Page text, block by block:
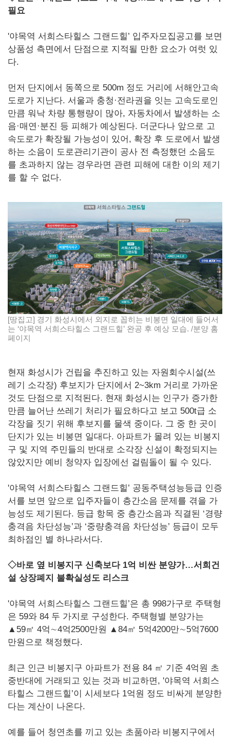
필요
'야목역 서희스타힐스 그랜드힐’ 입주자모집공고를 보면
상품성 측면에서 단점으로 지적될 만한 요소가 여럿 있
다.
먼저 단지에서 동쪽으로 500m 정도 거리에 서해안고속
도로가 지난다. 서울과 충청·전라권을 잇는 고속도로인
만큼 워낙 차량 통행량이 많아, 자동차에서 발생하는 소
음·매연·분진 등 피해가 예상된다. 더군다나 앞으로 고
속도로가 확장될 가능성이 있어, 확장 후 도로에서 발생
하는 소음이 도로관리기관이 공사 전 측정했던 소음도
를 초과하지 않는 경우라면 관련 피해에 대한 이의 제기
를 할 수 없다.
[땅집고] 경기 화성시에서 외지로 꼽히는 비봉면 일대에 들어서
는 ‘야목역 서희스타힐스 그랜드힐’ 완공 후 예상 모습. /분양 홈
페이지
현재 화성시가 건립을 추진하고 있는 자원회수시설(쓰
레기 소각장) 후보지가 단지에서 2~3km 거리로 가까운
것도 단점으로 지적된다. 현재 화성시는 인구가 증가한
만큼 늘어난 쓰레기 처리가 필요하다고 보고 500t급 소
각장을 짓기 위해 후보지를 물색 중이다. 그 중 한 곳이
단지가 있는 비봉면 일대다. 아파트가 몰려 있는 비봉지
구 및 지역 주민들의 반대로 소각장 신설이 확정되지는
않았지만 예비 청약자 입장에선 걸림돌이 될 수 있다.
'야목역 서희스타힐스 그랜드힐’ 공동주택성능등급 인증
서를 보면 앞으로 입주자들이 층간소음 문제를 겪을 가
능성도 제기된다. 등급 항목 중 층간소음과 직결된 ‘경량
충격음 차단성능’과 ‘중량충격음 차단성능’ 등급이 모두
최하점인 별 하나라서다.
◇바로 옆 비봉지구 신축보다 1억 비싼 분양가…서희건
설 상장폐지 불확실성도 리스크
'야목역 서희스타힐스 그랜드힐’은 총 998가구로 주택형
은 59와 84 두 가지로 구성한다. 주택형별 분양가는
▲59㎡ 4억∼4억2500만원 ▲84㎡ 5억4200만∼5억7600
만원으로 책정했다.
최근 인근 비봉지구 아파트가 전용 84 ㎡ 기준 4억원 초
중반대에 거래되고 있는 것과 비교하면, '야목역 서희스
타힐스 그랜드힐’이 시세보다 1억원 정도 비싸게 분양한
다는 계산이 나온다.
예를 들어 청연초를 끼고 있는 초품아라 비봉지구에서